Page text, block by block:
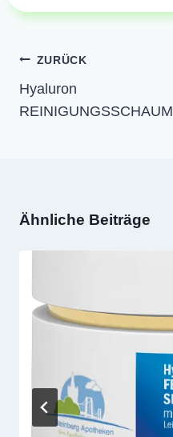
Beitragsnavigation
ZURÜCK
Hyaluron
REINIGUNGSSCHAUM
Ähnliche Beiträge